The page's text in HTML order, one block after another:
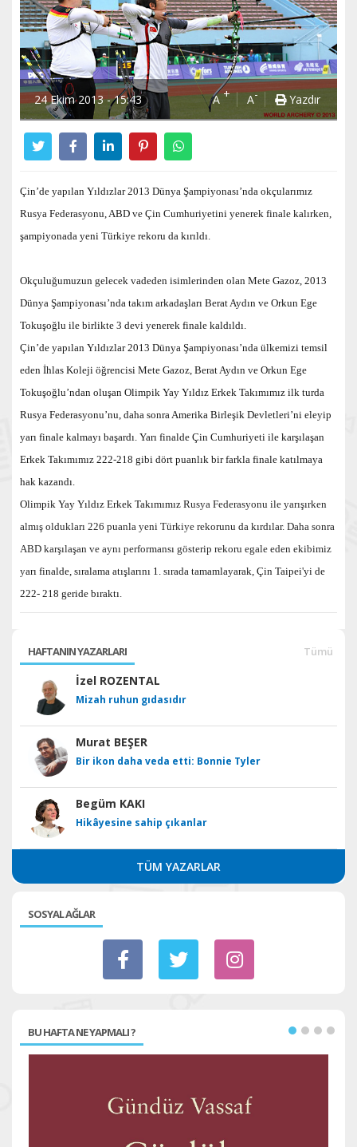
24 Ekim 2013 - 15:43 A + A- Yazdır
Çin’de yapılan Yıldızlar 2013 Dünya Şampiyonası’nda okçularımız
Rusya Federasyonu, ABD ve Çin Cumhuriyetini yenerek finale kalırken,
şampiyonada yeni Türkiye rekoru da kırıldı.
Okçuluğumuzun gelecek vadeden isimlerinden olan Mete Gazoz, 2013
Dünya Şampiyonası’nda takım arkadaşları Berat Aydın ve Orkun Ege
Tokuşoğlu ile birlikte 3 devi yenerek finale kaldıldı.
Çin’de yapılan Yıldızlar 2013 Dünya Şampiyonası’nda ülkemizi temsil
eden İhlas Koleji öğrencisi Mete Gazoz, Berat Aydın ve Orkun Ege
Tokuşoğlu’ndan oluşan Olimpik Yay Yıldız Erkek Takımımız ilk turda
Rusya Federasyonu’nu, daha sonra Amerika Birleşik Devletleri’ni eleyip
yarı finale kalmayı başardı. Yarı finalde Çin Cumhuriyeti ile karşılaşan
Erkek Takımımız 222-218 gibi dört puanlık bir farkla finale katılmaya
hak kazandı.
Olimpik Yay Yıldız Erkek Takımımız Rusya Federasyonu ile yarışırken
almış oldukları 226 puanla yeni Türkiye rekorunu da kırdılar. Daha sonra
ABD karşılaşan ve aynı performansı gösterip rekoru egale eden ekibimiz
yarı finalde, sıralama atışlarını 1. sırada tamamlayarak, Çin Taipei'yi de
222- 218 geride bıraktı.
HAFTANIN YAZARLARI Tümü
İzel ROZENTAL
Mizah ruhun gıdasıdır
Murat BEŞER
Bir ikon daha veda etti: Bonnie Tyler
Begüm KAKI
Hikâyesine sahip çıkanlar
TÜM YAZARLAR
SOSYAL AĞLAR
BU HAFTA NE YAPMALI ?